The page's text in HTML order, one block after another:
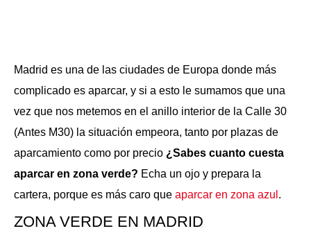
Madrid es una de las ciudades de Europa donde más
complicado es aparcar, y si a esto le sumamos que una
vez que nos metemos en el anillo interior de la Calle 30
(Antes M30) la situación empeora, tanto por plazas de
aparcamiento como por precio ¿Sabes cuanto cuesta
aparcar en zona verde? Echa un ojo y prepara la
cartera, porque es más caro que aparcar en zona azul .
ZONA VERDE EN MADRID